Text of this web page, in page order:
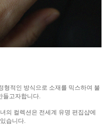
형적인 방식으로 소재를 믹스하여 불
들고자합니다.
의 컬렉션은 전세계 유명 편집샵에
습니다.